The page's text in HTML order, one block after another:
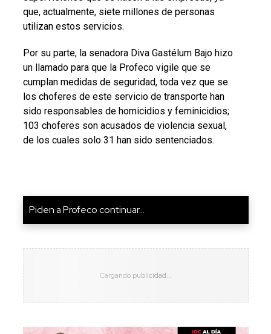
que, actualmente, siete millones de personas
utilizan estos servicios.
Por su parte, la senadora Diva Gastélum Bajo hizo
un llamado para que la Profeco vigile que se
cumplan medidas de seguridad, toda vez que se
los choferes de este servicio de transporte han
sido responsables de homicidios y feminicidios;
103 choferes son acusados de violencia sexual,
de los cuales solo 31 han sido sentenciados.
Piden a Profeco continuar...